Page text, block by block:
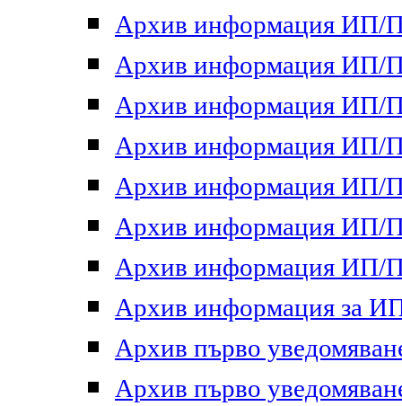
Архив информация ИП/
Архив информация ИП/
Архив информация ИП/
Архив информация ИП/
Архив информация ИП/
Архив информация ИП/
Архив информация ИП/
Архив информация за
Архив първо
Архив първо